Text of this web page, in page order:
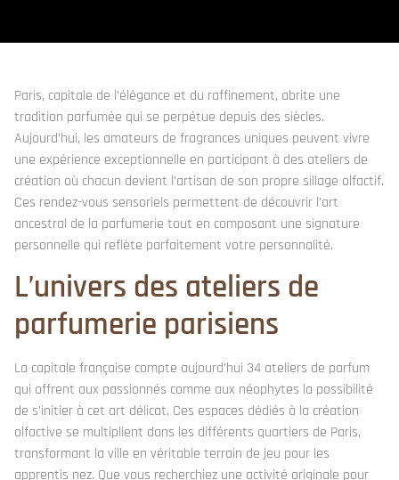
Paris, capitale de l’élégance et du raffinement, abrite une
tradition parfumée qui se perpétue depuis des siècles.
Aujourd’hui, les amateurs de fragrances uniques peuvent vivre
une expérience exceptionnelle en participant à des ateliers de
création où chacun devient l’artisan de son propre sillage olfactif.
Ces rendez-vous sensoriels permettent de découvrir l’art
ancestral de la parfumerie tout en composant une signature
personnelle qui reflète parfaitement votre personnalité.
L’univers des ateliers de
parfumerie parisiens
La capitale française compte aujourd’hui 34 ateliers de parfum
qui offrent aux passionnés comme aux néophytes la possibilité
de s’initier à cet art délicat. Ces espaces dédiés à la création
olfactive se multiplient dans les différents quartiers de Paris,
transformant la ville en véritable terrain de jeu pour les
apprentis nez. Que vous recherchiez une activité originale pour